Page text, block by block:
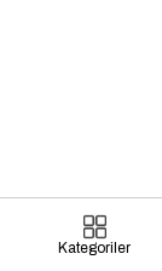
Kategoriler